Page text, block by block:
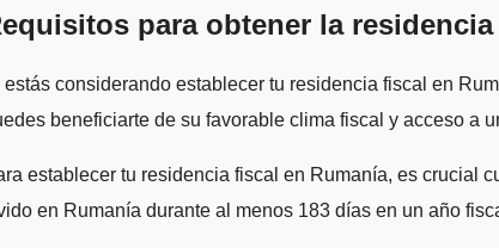
para obtener la
estás considerando establecer tu residencia fiscal en
beneficiarte de su favorable clima fiscal y acceso a
establecer tu residencia fiscal en Rumanía, es crucial
en Rumanía durante al menos 183 días en un año